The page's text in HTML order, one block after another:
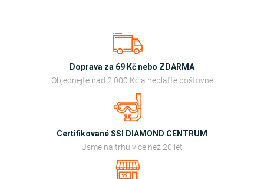
Doprava za 69 Kč nebo ZDARMA
Objednejte nad 2 000 Kč a neplaťte poštovné
Certifikované SSI DIAMOND CENTRUM
Jsme na trhu více než 20 let